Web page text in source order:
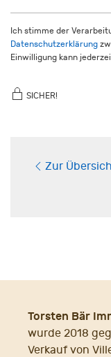
Ich stimme der
Datenschutzerklärung
Einwilligung kann
SICHER!
Zur
Torsten Bär
wurde 2018
Verkauf von